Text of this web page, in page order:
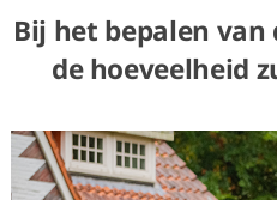
Bij het bepalen
de hoeveelheid